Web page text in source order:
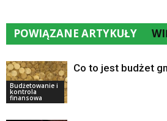
POWIĄZANE ARTYKUŁY
Budżetowanie i
kontrola
finansowa
Co to jest budżet